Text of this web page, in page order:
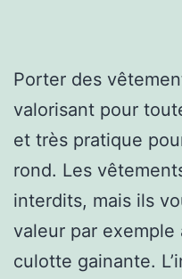
Porter des
valorisant pour
et très pratique
rond. Les
interdits, mais ils
valeur par
culotte gainante.